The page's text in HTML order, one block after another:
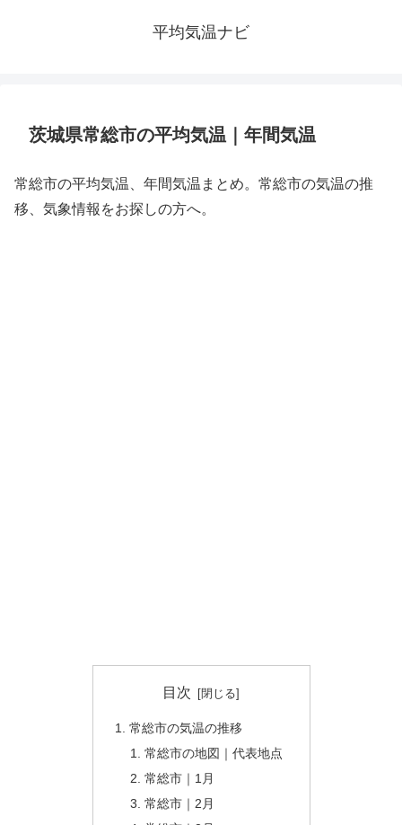
平均気温ナビ
茨城県常総市の平均気温｜年間気温
常総市の平均気温、年間気温まとめ。常総市の気温の推
移、気象情報をお探しの方へ。
目次
常総市の気温の推移
常総市の地図｜代表地点
常総市｜1月
常総市｜2月